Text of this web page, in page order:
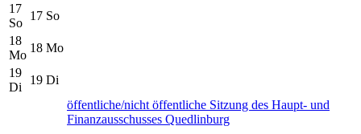
17
So
17 So
18
Mo
18 Mo
19
Di
19 Di
öffentliche/nicht öffentliche Sitzung des Haupt- und
Finanzausschusses Quedlinburg